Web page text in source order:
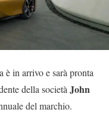
è in arrivo e sarà pronta
della societàJohn
del marchio.